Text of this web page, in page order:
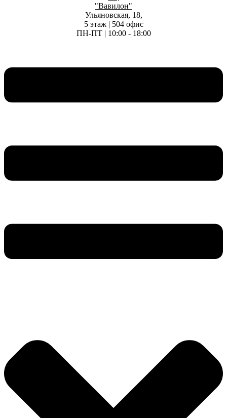
"Вавилон"
Ульяновская, 18,
5 этаж | 504 офис
ПН-ПТ | 10:00 - 18:00